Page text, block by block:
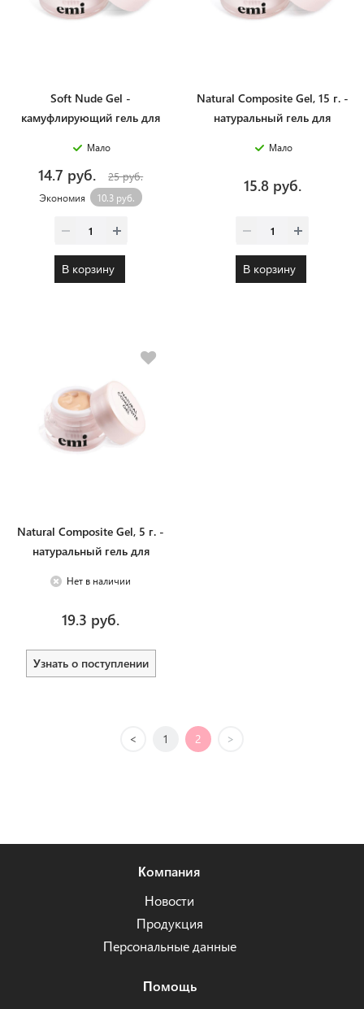
Soft Nude Gel -
камуфлирующий гель для
Мало
14.7 руб. 25 руб.
Экономия 10.3 руб.
В корзину
Natural Composite Gel, 15 г. -
натуральный гель для
запечатывания натуральных
Мало
15.8 руб.
В корзину
Natural Composite Gel, 5 г. -
натуральный гель для
запечатывания натуральных
Нет в наличии
19.3 руб.
Узнать о поступлении
< 1 2 >
Компания
Новости
Продукция
Персональные данные
Помощь